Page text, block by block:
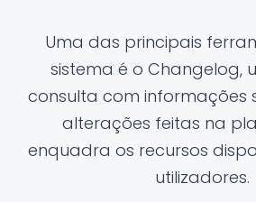
Uma das principais
sistema é o Changelog,
consulta com informações
alterações feitas na
enquadra os recursos
utilizadores.